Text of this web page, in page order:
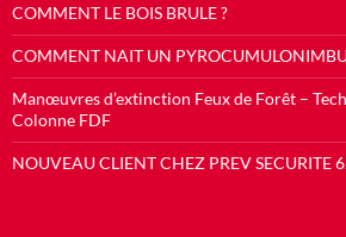
COMMENT LE BOIS BRULE ?
COMMENT NAIT UN
Manœuvres d’extinction Feux de Forêt –
Colonne FDF
NOUVEAU CLIENT CHEZ PREV SECURITE